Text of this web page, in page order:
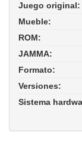
Juego original:
Mueble:
ROM:
JAMMA:
Formato:
Versiones:
Sistema